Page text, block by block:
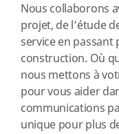
Nous collaborons
projet, de l’étude
service en passant
construction. Où
nous mettons à
pour vous aider
communications
unique pour plus